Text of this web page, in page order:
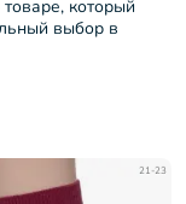
который
выбор в
21-23